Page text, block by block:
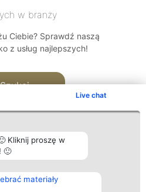
Live chat
Kliknij proszę w
🙂
materiały
w branży
Ciebie? Sprawdź naszą
z usług najlepszych!
Szukaj
Kontakt
Kontakt